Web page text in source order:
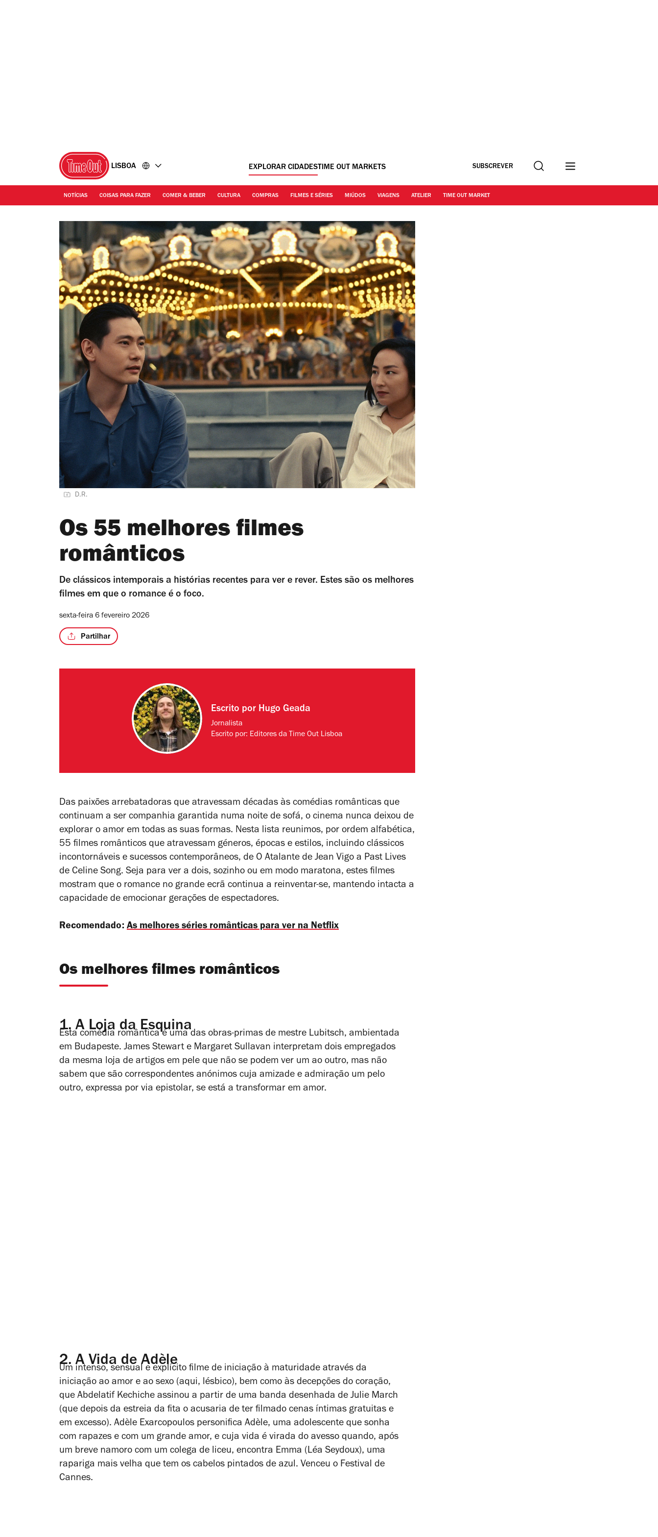
LISBOA EXPLORAR CIDADESTIME OUT MARKETS SUBSCREVER Procurar
NOTÍCIAS COISAS PARA FAZER COMER & BEBER CULTURA COMPRAS FILMES E SÉRIES MIÚDOS VIAGENS ATELIER TIME OUT MARKET
D.R.
Os 55 melhores filmes
românticos
De clássicos intemporais a histórias recentes para ver e rever. Estes são os melhores
filmes em que o romance é o foco.
sexta-feira 6 fevereiro 2026
Partilhar
Escrito por Hugo Geada
Jornalista
Escrito por: Editores da Time Out Lisboa
Das paixões arrebatadoras que atravessam décadas às comédias românticas que
continuam a ser companhia garantida numa noite de sofá, o cinema nunca deixou de
explorar o amor em todas as suas formas. Nesta lista reunimos, por ordem alfabética,
55 filmes românticos que atravessam géneros, épocas e estilos, incluindo clássicos
incontornáveis e sucessos contemporâneos, de O Atalante de Jean Vigo a Past Lives
de Celine Song. Seja para ver a dois, sozinho ou em modo maratona, estes filmes
mostram que o romance no grande ecrã continua a reinventar-se, mantendo intacta a
capacidade de emocionar gerações de espectadores.
Recomendado: As melhores séries românticas para ver naNetflix
Os melhores filmes românticos
1. A Loja da Esquina
Esta comédia romântica é uma das obras-primas de mestre Lubitsch, ambientada
em Budapeste. James Stewart e Margaret Sullavan interpretam dois empregados
da mesma loja de artigos em pele que não se podem ver um ao outro, mas não
sabem que são correspondentes anónimos cuja amizade e admiração um pelo
outro, expressa por via epistolar, se está a transformar em amor.
2. A Vida de Adèle
Um intenso, sensual e explícito filme de iniciação à maturidade através da
iniciação ao amor e ao sexo (aqui, lésbico), bem como às decepções do coração,
que Abdelatif Kechiche assinou a partir de uma banda desenhada de Julie March
(que depois da estreia da fita o acusaria de ter filmado cenas íntimas gratuitas e
em excesso). Adèle Exarcopoulos personifica Adèle, uma adolescente que sonha
com rapazes e com um grande amor, e cuja vida é virada do avesso quando, após
um breve namoro com um colega de liceu, encontra Emma (Léa Seydoux), uma
rapariga mais velha que tem os cabelos pintados de azul. Venceu o Festival de
Cannes.